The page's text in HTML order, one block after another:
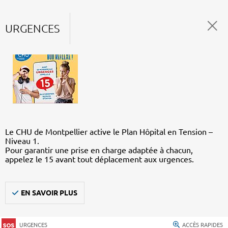
URGENCES
Le CHU de Montpellier active le Plan Hôpital en Tension –
Niveau 1.
Pour garantir une prise en charge adaptée à chacun,
appelez le 15 avant tout déplacement aux urgences.
EN SAVOIR PLUS
URGENCES ACCÈS RAPIDES